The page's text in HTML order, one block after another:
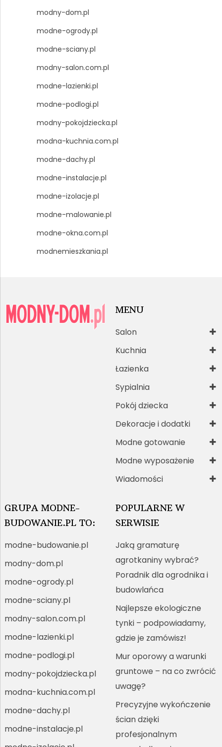
modny-dom.pl
modne-ogrody.pl
modne-sciany.pl
modny-salon.com.pl
modne-lazienki.pl
modne-podlogi.pl
modny-pokojdziecka.pl
modna-kuchnia.com.pl
modne-dachy.pl
modne-instalacje.pl
modne-izolacje.pl
modne-malowanie.pl
modne-okna.com.pl
modnemieszkania.pl
MENU
Salon
Kuchnia
Łazienka
Sypialnia
Pokój dziecka
Dekoracje i dodatki
Modne gotowanie
Modne wyposażenie
Wiadomości
GRUPA MODNE-
BUDOWANIE.PL TO:
modne-budowanie.pl
modny-dom.pl
modne-ogrody.pl
modne-sciany.pl
modny-salon.com.pl
modne-lazienki.pl
modne-podlogi.pl
modny-pokojdziecka.pl
modna-kuchnia.com.pl
modne-dachy.pl
modne-instalacje.pl
POPULARNE W
SERWISIE
Jaką gramaturę
agrotkaniny wybrać?
Poradnik dla ogrodnika i
budowlańca
Najlepsze ekologiczne
tynki – podpowiadamy,
gdzie je zamówisz!
Mur oporowy a warunki
gruntowe – na co zwrócić
uwagę?
Precyzyjne wykończenie
ścian dzięki
profesjonalnym